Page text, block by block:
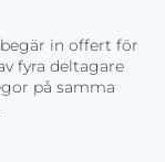
in offert för
fyra deltagare
på samma